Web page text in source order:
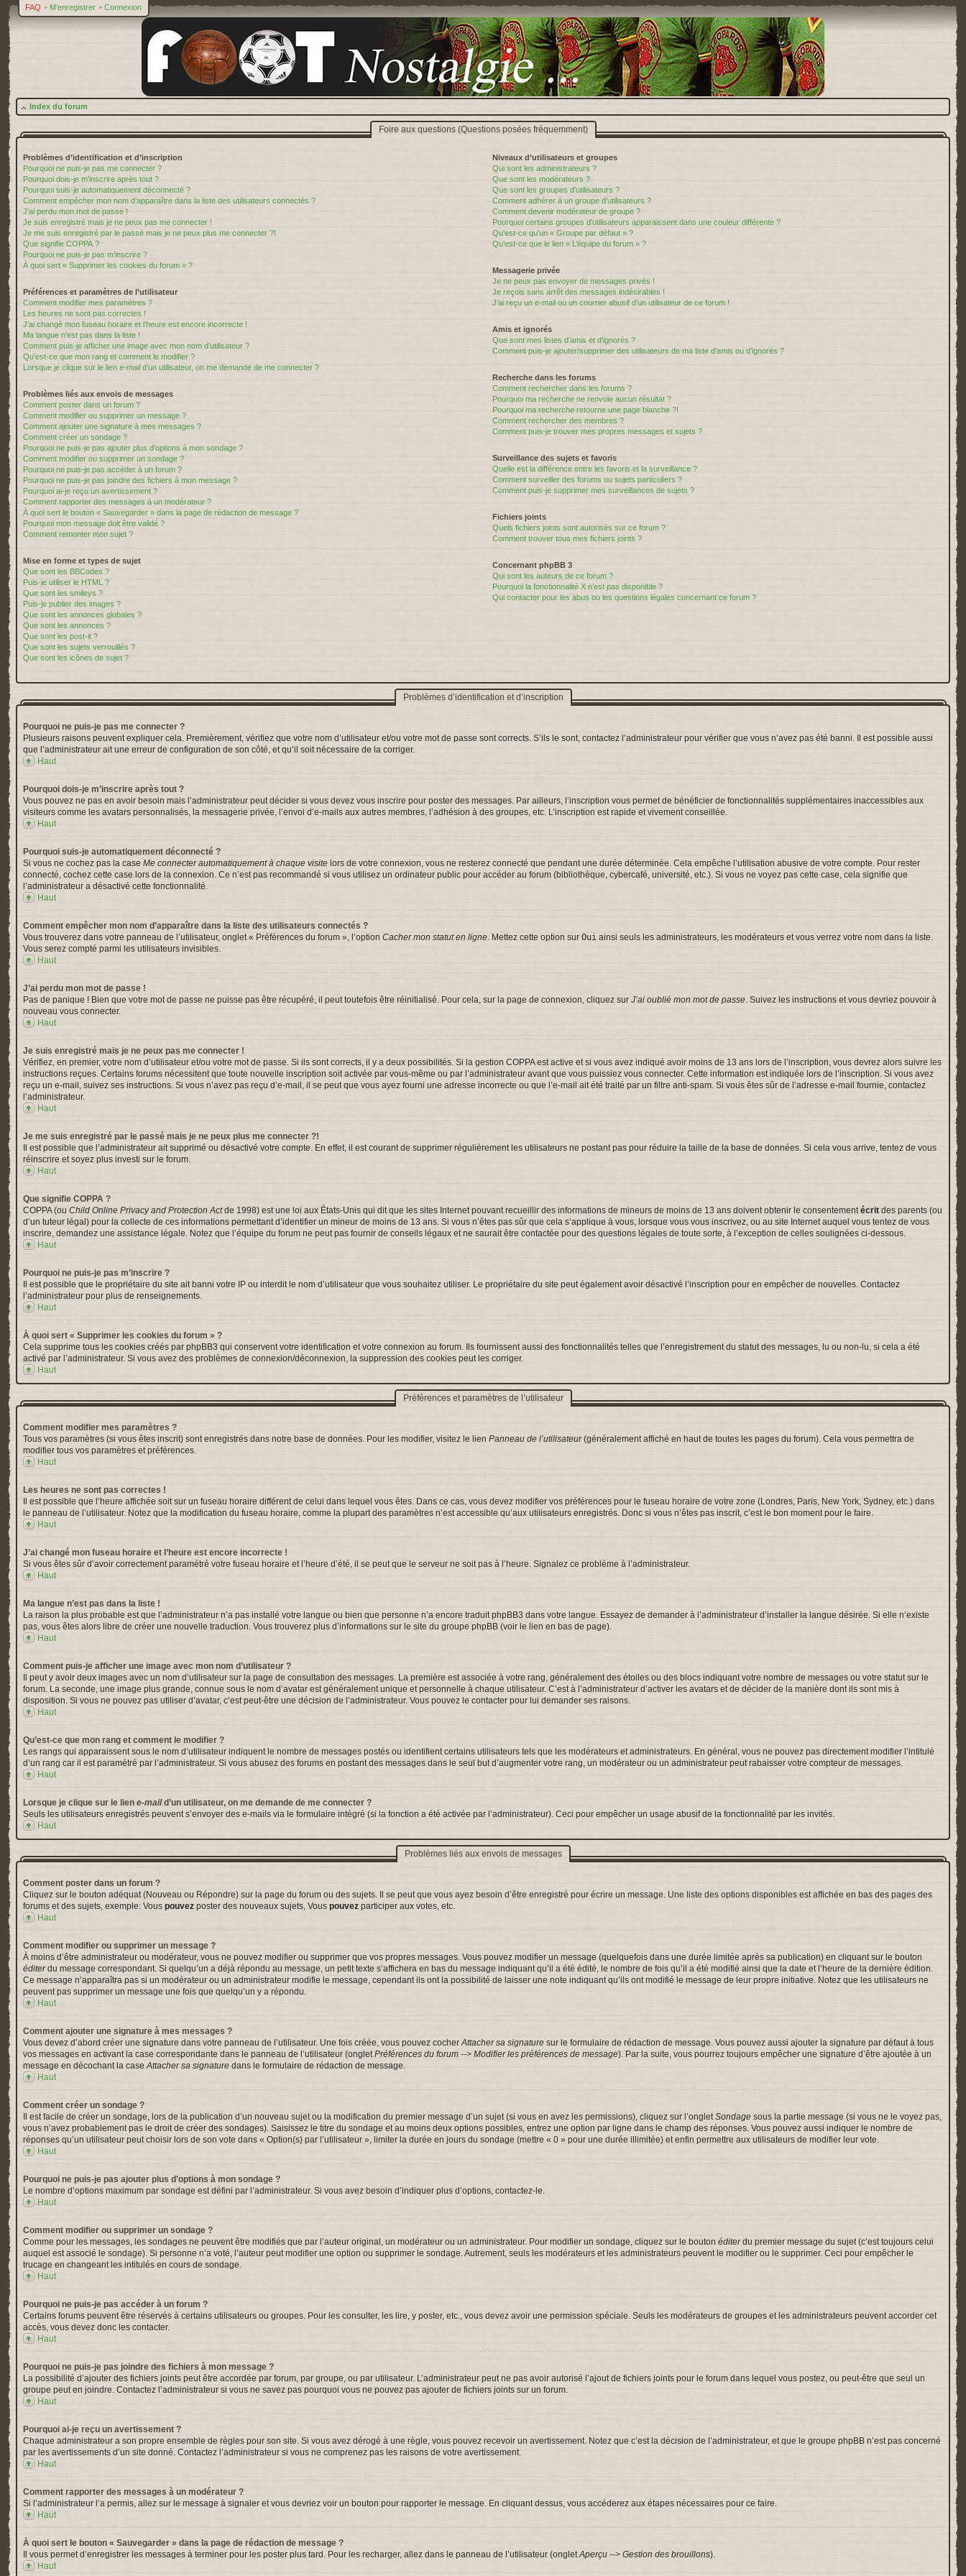
FAQ • M’enregistrer • Connexion
Index du forum
Foire aux questions (Questions posées fréquemment)
Problèmes d’identification et d’inscription
Pourquoi ne puis-je pas me connecter ?
Pourquoi dois-je m’inscrire après tout ?
Pourquoi suis-je automatiquement déconnecté ?
Comment empêcher mon nom d’apparaître dans la liste des utilisateurs connectés ?
J’ai perdu mon mot de passe !
Je suis enregistré mais je ne peux pas me connecter !
Je me suis enregistré par le passé mais je ne peux plus me connecter ?!
Que signifie COPPA ?
Pourquoi ne puis-je pas m’inscrire ?
À quoi sert « Supprimer les cookies du forum » ?
Préférences et paramètres de l’utilisateur
Comment modifier mes paramètres ?
Les heures ne sont pas correctes !
J’ai changé mon fuseau horaire et l’heure est encore incorrecte !
Ma langue n’est pas dans la liste !
Comment puis-je afficher une image avec mon nom d’utilisateur ?
Qu’est-ce que mon rang et comment le modifier ?
Lorsque je clique sur le lien e-maild’un utilisateur, on me demande de me connecter ?
Problèmes liés aux envois de messages
Comment poster dans un forum ?
Comment modifier ou supprimer un message ?
Comment ajouter une signature à mes messages ?
Comment créer un sondage ?
Pourquoi ne puis-je pas ajouter plus d’options à mon sondage ?
Comment modifier ou supprimer un sondage ?
Pourquoi ne puis-je pas accéder à un forum ?
Pourquoi ne puis-je pas joindre des fichiers à mon message ?
Pourquoi ai-je reçu un avertissement ?
Comment rapporter des messages à un modérateur ?
À quoi sert le bouton « Sauvegarder » dans la page de rédaction de message ?
Pourquoi mon message doit être validé ?
Comment remonter mon sujet ?
Mise en forme et types de sujet
Que sont les BBCodes ?
Puis-je utiliser le HTML ?
Que sont les smileys ?
Puis-je publier des images ?
Que sont les annonces globales ?
Que sont les annonces ?
Que sont les post-it ?
Que sont les sujets verrouillés ?
Que sont les icônes de sujet ?
Niveaux d’utilisateurs et groupes
Qui sont les administrateurs ?
Que sont les modérateurs ?
Que sont les groupes d’utilisateurs ?
Comment adhérer à un groupe d’utilisateurs ?
Comment devenir modérateur de groupe ?
Pourquoi certains groupes d’utilisateurs apparaissent dans une couleur différente ?
Qu’est-ce qu’un « Groupe par défaut » ?
Qu’est-ce que le lien « L’équipe du forum » ?
Messagerie privée
Je ne peux pas envoyer de messages privés !
Je reçois sans arrêt des messages indésirables !
J’ai reçu un e-mail ou un courrier abusif d’un utilisateur de ce forum !
Amis et ignorés
Que sont mes listes d’amis et d’ignorés ?
Comment puis-je ajouter/supprimer des utilisateurs de ma liste d’amis ou d’ignorés ?
Recherche dans les forums
Comment rechercher dans les forums ?
Pourquoi ma recherche ne renvoie aucun résultat ?
Pourquoi ma recherche retourne une page blanche ?!
Comment rechercher des membres ?
Comment puis-je trouver mes propres messages et sujets ?
Surveillance des sujets et favoris
Quelle est la différence entre les favoris et la surveillance ?
Comment surveiller des forums ou sujets particuliers ?
Comment puis-je supprimer mes surveillances de sujets ?
Fichiers joints
Quels fichiers joints sont autorisés sur ce forum ?
Comment trouver tous mes fichiers joints ?
Concernant phpBB 3
Qui sont les auteurs de ce forum ?
Pourquoi la fonctionnalité X n’est pas disponible ?
Qui contacter pour les abus ou les questions légales concernant ce forum ?
Problèmes d’identification et d’inscription
Pourquoi ne puis-je pas me connecter ?
Plusieurs raisons peuvent expliquer cela. Premièrement, vérifiez que votre nom d’utilisateur et/ou votre mot de passe sont corrects. S’ils le sont, contactez l’administrateur pour vérifier que vous n’avez pas été banni. Il est possible aussi
que l’administrateur ait une erreur de configuration de son côté, et qu’il soit nécessaire de la corriger.
Haut
Pourquoi dois-je m’inscrire après tout ?
Vous pouvez ne pas en avoir besoin mais l’administrateur peut décider si vous devez vous inscrire pour poster des messages. Par ailleurs, l’inscription vous permet de bénéficier de fonctionnalités supplémentaires inaccessibles aux
visiteurs comme les avatars personnalisés, la messagerie privée, l’envoi d’e-mails aux autres membres, l’adhésion à des groupes, etc. L’inscription est rapide et vivement conseillée.
Haut
Pourquoi suis-je automatiquement déconnecté ?
Si vous ne cochez pas la case Me connecter automatiquement à chaque visite lors de votre connexion, vous ne resterez connecté que pendant une durée déterminée. Cela empêche l’utilisation abusive de votre compte. Pour rester
connecté, cochez cette case lors de la connexion. Ce n’est pas recommandé si vous utilisez un ordinateur public pour accéder au forum (bibliothèque, cybercafé, université, etc.). Si vous ne voyez pas cette case, cela signifie que
l’administrateur a désactivé cette fonctionnalité.
Haut
Comment empêcher mon nom d’apparaître dans la liste des utilisateurs connectés ?
Vous trouverez dans votre panneau de l’utilisateur, onglet « Préférences du forum », l’option Cacher mon statut en ligne. Mettez cette option sur Oui ainsi seuls les administrateurs, les modérateurs et vous verrez votre nom dans la liste.
Vous serez compté parmi les utilisateurs invisibles.
Haut
J’ai perdu mon mot de passe !
Pas de panique ! Bien que votre mot de passe ne puisse pas être récupéré, il peut toutefois être réinitialisé. Pour cela, sur la page de connexion, cliquez sur J’ai oublié mon mot de passe. Suivez les instructions et vous devriez pouvoir à
nouveau vous connecter.
Haut
Je suis enregistré mais je ne peux pas me connecter !
Vérifiez, en premier, votre nom d’utilisateur et/ou votre mot de passe. Si ils sont corrects, il y a deux possibilités. Si la gestion COPPA est active et si vous avez indiqué avoir moins de 13 ans lors de l’inscription, vous devrez alors suivre les
instructions reçues. Certains forums nécessitent que toute nouvelle inscription soit activée par vous-même ou par l’administrateur avant que vous puissiez vous connecter. Cette information est indiquée lors de l’inscription. Si vous avez
reçu un e-mail, suivez ses instructions. Si vous n’avez pas reçu d’e-mail, il se peut que vous ayez fourni une adresse incorrecte ou que l’e-mail ait été traité par un filtre anti-spam. Si vous êtes sûr de l’adresse e-mail fournie, contactez
l’administrateur.
Haut
Je me suis enregistré par le passé mais je ne peux plus me connecter ?!
Il est possible que l’administrateur ait supprimé ou désactivé votre compte. En effet, il est courant de supprimer régulièrement les utilisateurs ne postant pas pour réduire la taille de la base de données. Si cela vous arrive, tentez de vous
réinscrire et soyez plus investi sur le forum.
Haut
Que signifie COPPA ?
COPPA (ou Child Online Privacy and Protection Actde 1998) est une loi aux États-Unis qui dit que les sites Internet pouvant recueillir des informations de mineurs de moins de 13 ans doivent obtenir le consentementécrit des parents (ou
d’un tuteur légal) pour la collecte de ces informations permettant d’identifier un mineur de moins de 13 ans. Si vous n’êtes pas sûr que cela s’applique à vous, lorsque vous vous inscrivez, ou au site Internet auquel vous tentez de vous
inscrire, demandez une assistance légale. Notez que l’équipe du forum ne peut pas fournir de conseils légaux et ne saurait être contactée pour des questions légales de toute sorte, à l’exception de celles soulignées ci-dessous.
Haut
Pourquoi ne puis-je pas m’inscrire ?
Il est possible que le propriétaire du site ait banni votre IP ou interdit le nom d’utilisateur que vous souhaitez utiliser. Le propriétaire du site peut également avoir désactivé l’inscription pour en empêcher de nouvelles. Contactez
l’administrateur pour plus de renseignements.
Haut
À quoi sert « Supprimer les cookies du forum » ?
Cela supprime tous les cookies créés par phpBB3 qui conservent votre identification et votre connexion au forum. Ils fournissent aussi des fonctionnalités telles que l’enregistrement du statut des messages, lu ou non-lu, si cela a été
activé par l’administrateur. Si vous avez des problèmes de connexion/déconnexion, la suppression des cookies peut les corriger.
Haut
Préférences et paramètres de l’utilisateur
Comment modifier mes paramètres ?
Tous vos paramètres (si vous êtes inscrit) sont enregistrés dans notre base de données. Pour les modifier, visitez le lien Panneau de l’utilisateur(généralement affiché en haut de toutes les pages du forum). Cela vous permettra de
modifier tous vos paramètres et préférences.
Haut
Les heures ne sont pas correctes !
Il est possible que l’heure affichée soit sur un fuseau horaire différent de celui dans lequel vous êtes. Dans ce cas, vous devez modifier vos préférences pour le fuseau horaire de votre zone (Londres, Paris, New York, Sydney, etc.) dans
le panneau de l’utilisateur. Notez que la modification du fuseau horaire, comme la plupart des paramètres n’est accessible qu’aux utilisateurs enregistrés. Donc si vous n’êtes pas inscrit, c’est le bon moment pour le faire.
Haut
J’ai changé mon fuseau horaire et l’heure est encore incorrecte !
Si vous êtes sûr d’avoir correctement paramétré votre fuseau horaire et l’heure d’été, il se peut que le serveur ne soit pas à l’heure. Signalez ce problème à l’administrateur.
Haut
Ma langue n’est pas dans la liste !
La raison la plus probable est que l’administrateur n’a pas installé votre langue ou bien que personne n’a encore traduit phpBB3 dans votre langue. Essayez de demander à l’administrateur d’installer la langue désirée. Si elle n’existe
pas, vous êtes alors libre de créer une nouvelle traduction. Vous trouverez plus d’informations sur le site du groupe phpBB (voir le lien en bas de page).
Haut
Comment puis-je afficher une image avec mon nom d’utilisateur ?
Il peut y avoir deux images avec un nom d’utilisateur sur la page de consultation des messages. La première est associée à votre rang, généralement des étoiles ou des blocs indiquant votre nombre de messages ou votre statut sur le
forum. La seconde, une image plus grande, connue sous le nom d’avatar est généralement unique et personnelle à chaque utilisateur. C’est à l’administrateur d’activer les avatars et de décider de la manière dont ils sont mis à
disposition. Si vous ne pouvez pas utiliser d’avatar, c’est peut-être une décision de l’administrateur. Vous pouvez le contacter pour lui demander ses raisons.
Haut
Qu’est-ce que mon rang et comment le modifier ?
Les rangs qui apparaissent sous le nom d’utilisateur indiquent le nombre de messages postés ou identifient certains utilisateurs tels que les modérateurs et administrateurs. En général, vous ne pouvez pas directement modifier l’intitulé
d’un rang car il est paramétré par l’administrateur. Si vous abusez des forums en postant des messages dans le seul but d’augmenter votre rang, un modérateur ou un administrateur peut rabaisser votre compteur de messages.
Haut
Lorsque je clique sur le lien e-maild’un utilisateur, on me demande de me connecter ?
Seuls les utilisateurs enregistrés peuvent s’envoyer des e-mails via le formulaire intégré (si la fonction a été activée par l’administrateur). Ceci pour empêcher un usage abusif de la fonctionnalité par les invités.
Haut
Problèmes liés aux envois de messages
Comment poster dans un forum ?
Cliquez sur le bouton adéquat (Nouveau ou Répondre) sur la page du forum ou des sujets. Il se peut que vous ayez besoin d’être enregistré pour écrire un message. Une liste des options disponibles est affichée en bas des pages des
forums et des sujets, exemple: Vous pouvez poster des nouveaux sujets, Vous pouvez participer aux votes, etc.
Haut
Comment modifier ou supprimer un message ?
À moins d’être administrateur ou modérateur, vous ne pouvez modifier ou supprimer que vos propres messages. Vous pouvez modifier un message (quelquefois dans une durée limitée après sa publication) en cliquant sur le bouton
éditerdu message correspondant. Si quelqu’un a déjà répondu au message, un petit texte s’affichera en bas du message indiquant qu’il a été édité, le nombre de fois qu’il a été modifié ainsi que la date et l’heure de la dernière édition.
Ce message n’apparaîtra pas si un modérateur ou un administrateur modifie le message, cependant ils ont la possibilité de laisser une note indiquant qu’ils ont modifié le message de leur propre initiative. Notez que les utilisateurs ne
peuvent pas supprimer un message une fois que quelqu’un y a répondu.
Haut
Comment ajouter une signature à mes messages ?
Vous devez d’abord créer une signature dans votre panneau de l’utilisateur. Une fois créée, vous pouvez cocherAttacher sa signature sur le formulaire de rédaction de message. Vous pouvez aussi ajouter la signature par défaut à tous
vos messages en activant la case correspondante dans le panneau de l’utilisateur (ongletPréférences du forum --> Modifier les préférences de message). Par la suite, vous pourrez toujours empêcher une signature d’être ajoutée à un
message en décochant la caseAttacher sa signature dans le formulaire de rédaction de message.
Haut
Comment créer un sondage ?
Il est facile de créer un sondage, lors de la publication d’un nouveau sujet ou la modification du premier message d’un sujet (si vous en avez les permissions), cliquez sur l’ongletSondage sous la partie message (si vous ne le voyez pas,
vous n’avez probablement pas le droit de créer des sondages). Saisissez le titre du sondage et au moins deux options possibles, entrez une option par ligne dans le champ des réponses. Vous pouvez aussi indiquer le nombre de
réponses qu’un utilisateur peut choisir lors de son vote dans « Option(s) par l’utilisateur », limiter la durée en jours du sondage (mettre « 0 » pour une durée illimitée) et enfin permettre aux utilisateurs de modifier leur vote.
Haut
Pourquoi ne puis-je pas ajouter plus d’options à mon sondage ?
Le nombre d’options maximum par sondage est défini par l’administrateur. Si vous avez besoin d’indiquer plus d’options, contactez-le.
Haut
Comment modifier ou supprimer un sondage ?
Comme pour les messages, les sondages ne peuvent être modifiés que par l’auteur original, un modérateur ou un administrateur. Pour modifier un sondage, cliquez sur le bouton éditerdu premier message du sujet (c’est toujours celui
auquel est associé le sondage). Si personne n’a voté, l’auteur peut modifier une option ou supprimer le sondage. Autrement, seuls les modérateurs et les administrateurs peuvent le modifier ou le supprimer. Ceci pour empêcher le
trucage en changeant les intitulés en cours de sondage.
Haut
Pourquoi ne puis-je pas accéder à un forum ?
Certains forums peuvent être réservés à certains utilisateurs ou groupes. Pour les consulter, les lire, y poster, etc., vous devez avoir une permission spéciale. Seuls les modérateurs de groupes et les administrateurs peuvent accorder cet
accès, vous devez donc les contacter.
Haut
Pourquoi ne puis-je pas joindre des fichiers à mon message ?
La possibilité d’ajouter des fichiers joints peut être accordée par forum, par groupe, ou par utilisateur. L’administrateur peut ne pas avoir autorisé l’ajout de fichiers joints pour le forum dans lequel vous postez, ou peut-être que seul un
groupe peut en joindre. Contactez l’administrateur si vous ne savez pas pourquoi vous ne pouvez pas ajouter de fichiers joints sur un forum.
Haut
Pourquoi ai-je reçu un avertissement ?
Chaque administrateur a son propre ensemble de règles pour son site. Si vous avez dérogé à une règle, vous pouvez recevoir un avertissement. Notez que c’est la décision de l’administrateur, et que le groupe phpBB n’est pas concerné
par les avertissements d’un site donné. Contactez l’administrateur si vous ne comprenez pas les raisons de votre avertissement.
Haut
Comment rapporter des messages à un modérateur ?
Si l’administrateur l’a permis, allez sur le message à signaler et vous devriez voir un bouton pour rapporter le message. En cliquant dessus, vous accéderez aux étapes nécessaires pour ce faire.
Haut
À quoi sert le bouton « Sauvegarder » dans la page de rédaction de message ?
Il vous permet d’enregistrer les messages à terminer pour les poster plus tard. Pour les recharger, allez dans le panneau de l’utilisateur (ongletAperçu --> Gestion des brouillons).
Haut